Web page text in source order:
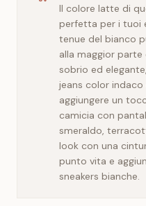
Il colore latte di
perfetta per i tuoi
tenue del bianco
alla maggior
sobrio ed
jeans color indaco
aggiungere un
camicia con
smeraldo,
look con una
punto vita e
sneakers bianche.